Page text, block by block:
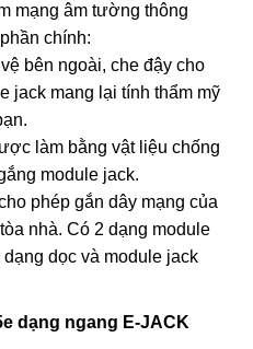
mạng âm tường thông
chính:
bên ngoài, che đậy cho
jack mang lại tính thẩm mỹ
làm bằng vật liệu chống
module jack.
phép gắn dây mạng của
nhà. Có 2 dạng module
dọc và module jack
dạng ngang E-JACK